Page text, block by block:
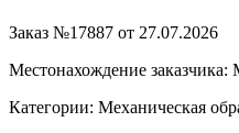
Заказ №17887 от 27.07.2026
Местонахождение заказчика:
Категории: Механическая